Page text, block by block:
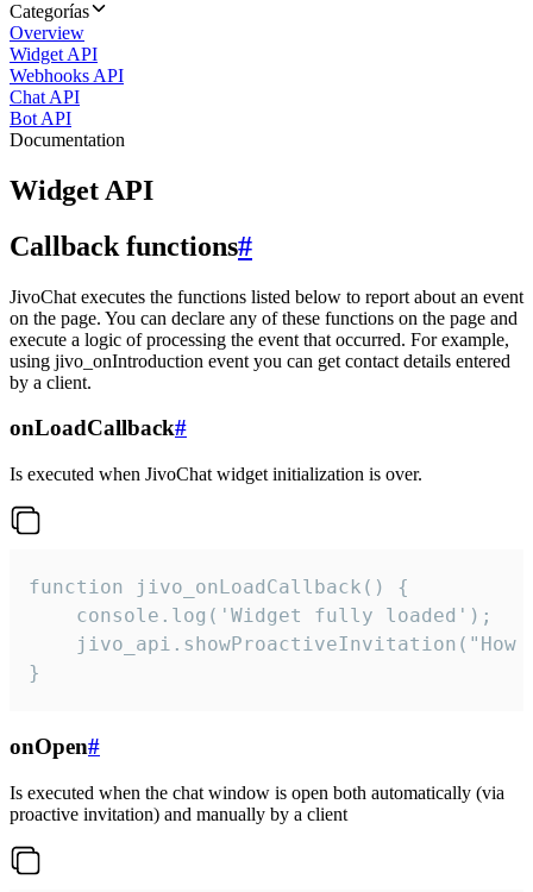
Categorías
Overview
Widget API
Webhooks API
Chat API
Bot API
Documentation
Widget API
Callback functions#
JivoChat executes the functions listed below to report about an event
on the page. You can declare any of these functions on the page and
execute a logic of processing the event that occurred. For example,
using jivo_onIntroduction event you can get contact details entered
by a client.
onLoadCallback#
Is executed when JivoChat widget initialization is over.
function jivo_onLoadCallback() {
    console.log('Widget fully loaded');
jivo_api.showProactiveInvitation("How
}
onOpen#
Is executed when the chat window is open both automatically (via
proactive invitation) and manually by a client